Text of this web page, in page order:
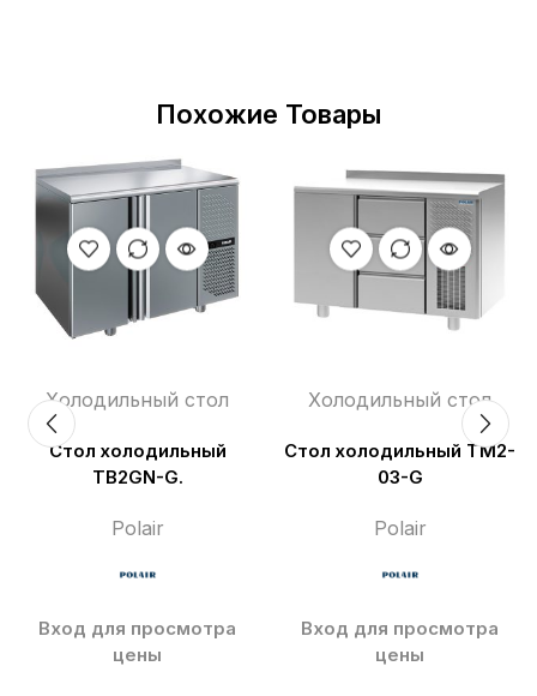
Похожие Товары
Холодильный стол
Стол холодильный
TB2GN-G.
Polair
Вход для просмотра
цены
Холодильный стол
Стол холодильный TM2-
03-G
Polair
Вход для просмотра
цены